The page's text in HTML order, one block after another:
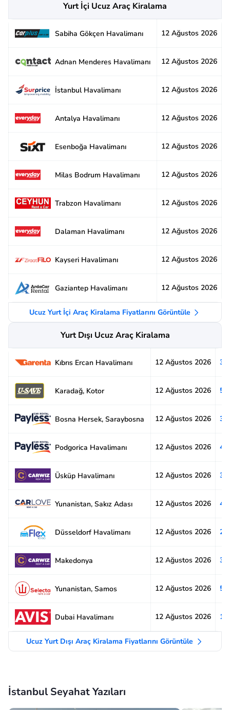
Yurt İçi Ucuz Araç Kiralama
Sabiha Gökçen Havalimanı 12 Ağustos 2026
Adnan Menderes Havalimanı 12 Ağustos 2026
İstanbul Havalimanı 12 Ağustos 2026
Antalya Havalimanı 12 Ağustos 2026
Esenboğa Havalimanı 12 Ağustos 2026
Milas Bodrum Havalimanı 12 Ağustos 2026
Trabzon Havalimanı 12 Ağustos 2026
Dalaman Havalimanı 12 Ağustos 2026
Kayseri Havalimanı 12 Ağustos 2026
Gaziantep Havalimanı 12 Ağustos 2026
Ucuz Yurt İçi Araç Kiralama Fiyatlarını Görüntüle
Yurt Dışı Ucuz Araç Kiralama
Kıbrıs Ercan Havalimanı 12 Ağustos 2026
Karadağ, Kotor 12 Ağustos 2026
Bosna Hersek, Saraybosna 12 Ağustos 2026
Podgorica Havalimanı 12 Ağustos 2026
Üsküp Havalimanı 12 Ağustos 2026
Yunanistan, Sakız Adası 12 Ağustos 2026
Düsseldorf Havalimanı 12 Ağustos 2026
Makedonya 12 Ağustos 2026
Yunanistan, Samos 12 Ağustos 2026
Dubai Havalimanı 12 Ağustos 2026
Ucuz Yurt Dışı Araç Kiralama Fiyatlarını Görüntüle
İstanbul Seyahat Yazıları